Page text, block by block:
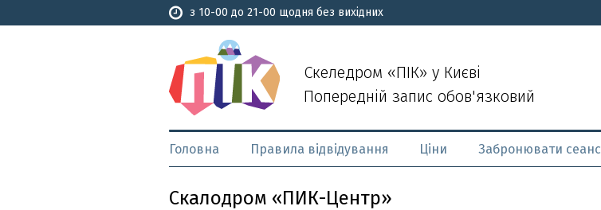
з 10-00 до 21-00 щодня без вихідних
Скеледром «ПІК» у Києві
Попередній запис обов'язковий
Головна Правила відвідування Ціни Забронювати сеанс
Скалодром «ПИК-Центр»